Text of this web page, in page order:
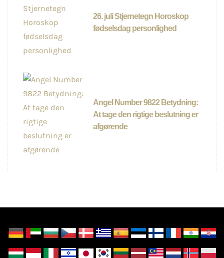
26. juli Stjernetegn Horoskop
fødselsdag personlighed
Angel Number 9822 Betydning:
At tage den rigtige beslutning er
afgørende